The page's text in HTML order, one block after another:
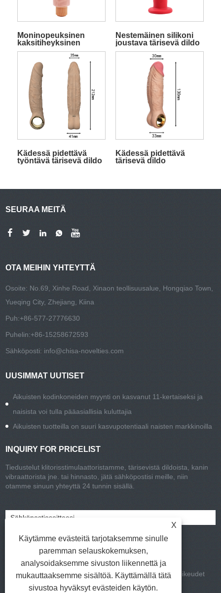
Moninopeuksinen
kaksitiheyksinen
realistinen dildo
Nestemäinen silikoni
joustava tärisevä dildo
Power Boostilla
Kädessä pidettävä
työntävä tärisevä dildo
Kädessä pidettävä
tärisevä dildo
SEURAA MEITÄ
OTA MEIHIN YHTEYTTÄ
Osoite: No.69, Xinhe Road, Xinaon teollisuusalue, Hongqiao Town,
Yueqing City, Zhejiang, Kiina
Puh:+86-577-27776630
Puhelin:+86-15258672593
Sähköposti: info@chisa-novelties.com
UUSIMMAT UUTISET
Aikuisten kodinkoneiden myynti on kasvanut 11-kertaiseksi ja
naisista voi tulla pääasiallisia kuluttajia
Aikuisten tuotteilla on suuri kasvupotentiaali naisten markkinoilla
INQUIRY FOR PRICELIST
Tiedustelut klitorisstimulaattoristamme, tärisevistä dildoista, kanin
vibraattorista jne. tai hinnasto, jätä sähköpostisi meille, niin
otamme sinuun yhteyttä 24 tunnin sisällä.
Copyright © 2021-2022 Chisa Group Limited Kaikki oikeudet
pidätetään
X
Käytämme evästeitä tarjotaksemme sinulle
paremman selauskokemuksen,
analysoidaksemme sivuston liikennettä ja
mukauttaaksemme sisältöä. Käyttämällä tätä
sivustoa hyväksyt evästeiden käytön.